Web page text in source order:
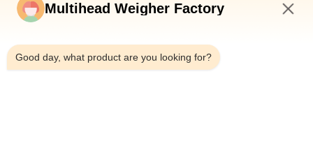
Volledig automatische hoge snelheid stikstof verticale vorm
Multimateriaal 2,5 kg huisdiervoedselverpakkingsmachine
Multihead Weigher Factory
Good day, what product are you looking for?